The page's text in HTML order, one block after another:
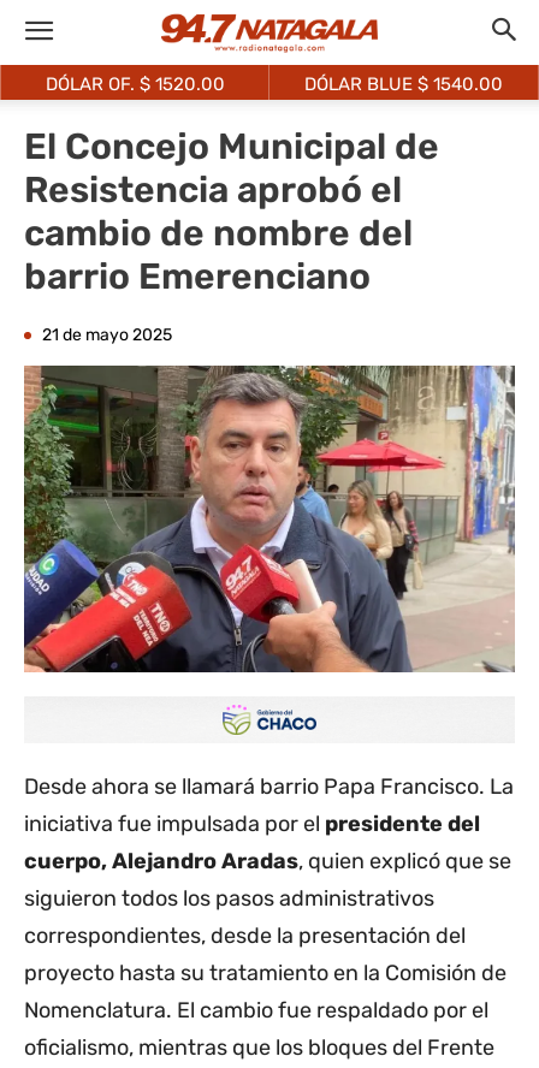
DÓLAR OF. $ 1520.00 DÓLAR BLUE $ 1540.00
El Concejo Municipal de
Resistencia aprobó el
cambio de nombre del
barrio Emerenciano
21 de mayo 2025
Desde ahora se llamará barrio Papa Francisco. La
iniciativa fue impulsada por el presidente del
cuerpo, Alejandro Aradas, quien explicó que se
siguieron todos los pasos administrativos
correspondientes, desde la presentación del
proyecto hasta su tratamiento en la Comisión de
Nomenclatura. El cambio fue respaldado por el
oficialismo, mientras que los bloques del Frente